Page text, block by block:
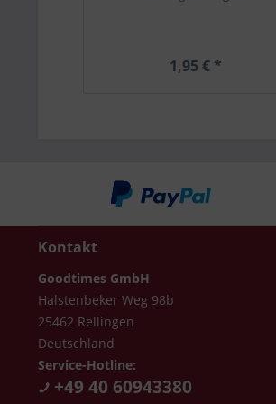
1,95 € *
Kontakt
Goodtimes GmbH
Halstenbeker Weg 98b
25462 Rellingen
Deutschland
Service-Hotline:
+49 40 60943380